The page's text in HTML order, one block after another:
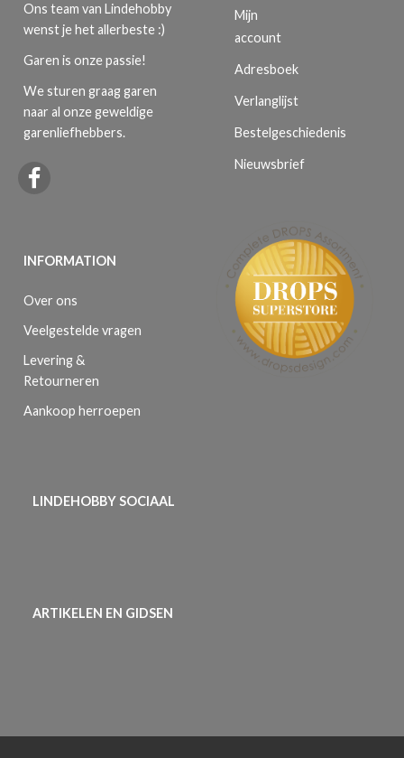
Ons team van Lindehobby
wenst je het allerbeste :)
Garen is onze passie!
We sturen graag garen
naar al onze geweldige
garenliefhebbers.
INFORMATION
Over ons
Veelgestelde vragen
Levering &
Retourneren
Aankoop herroepen
Mijn
account
Adresboek
Verlanglijst
Bestelgeschiedenis
Nieuwsbrief
LINDEHOBBY SOCIAAL
ARTIKELEN EN GIDSEN